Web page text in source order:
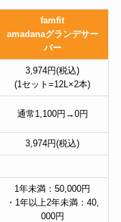
famfit
amadanaグランデサー
バー
3,974円(税込)
(1セット=12L×2本)
通常1,100円→0円
3,974円(税込)
1年未満：50,000円
・1年以上2年未満：40,
000円